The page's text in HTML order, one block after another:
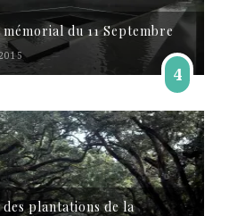
du 11 Septembre
4
plantations de la